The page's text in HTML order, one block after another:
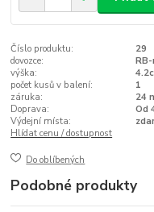
Číslo produktu:
29
dovozce:
výška:
počet kusů v balení:
1
záruka:
24
Doprava:
Od
Výdejní místa:
Hlídat cenu / dostupnost
Do oblíbených
Podobné produkty